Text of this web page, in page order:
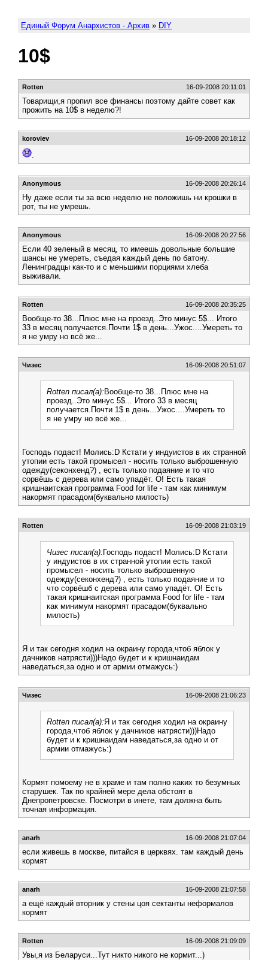
Единый Форум Анархистов - Архив » DIY
10$
Rotten 16-09-2008 20:11:01
Товарищи,я пропил все финансы поэтому дайте совет как
прожить на 10$ в неделю?!
koroviev 16-09-2008 20:18:12
.
Anonymous 16-09-2008 20:26:14
Ну даже если ты за всю неделю не положишь ни крошки в
рот, ты не умрешь.
Anonymous 16-09-2008 20:27:56
Если 40 зеленый в месяц, то имеешь довольные большие
шансы не умереть, съедая каждый день по батону.
Ленинградцы как-то и с меньшими порциями хлеба
выживали.
Rotten 16-09-2008 20:35:25
Вообще-то 38...Плюс мне на проезд..Это минус 5$... Итого
33 в месяц получается.Почти 1$ в день...Ужос....Умереть то
я не умру но всё же...
Чизес 16-09-2008 20:51:07
Rotten писал(а): Вообще-то 38...Плюс мне на
проезд..Это минус 5$... Итого 33 в месяц
получается.Почти 1$ в день...Ужос....Умереть то
я не умру но всё же...
Господь подаст! Молись:D Кстати у индуистов в их странной
утопии есть такой промысел - носить только выброшенную
одежду(секонхенд?) , есть только подаяние и то что
сорвёшь с дерева или само упадёт. О! Есть такая
кришнаитская программа Food for life - там как минимум
накормят прасадом(буквально милость)
Rotten 16-09-2008 21:03:19
Чизес писал(а): Господь подаст! Молись:D Кстати
у индуистов в их странной утопии есть такой
промысел - носить только выброшенную
одежду(секонхенд?) , есть только подаяние и то
что сорвёшб с дерева или само упадёт. О! Есть
такая кришнаитская программа Food for life - там
как минимум накормят прасадом(буквально
милость)
Я и так сегодня ходил на окраину города,чтоб яблок у
дачников натрясти)))Надо будет и к кришнаидам
наведаться,за одно и от армии отмажусь:)
Чизес 16-09-2008 21:06:23
Rotten писал(а):Я и так сегодня ходил на окраину
города,чтоб яблок у дачников натрясти)))Надо
будет и к кришнаидам наведаться,за одно и от
армии отмажусь:)
Кормят помоему не в храме и там полно каких то безумных
старушек. Так по крайней мере дела обстоят в
Днепропетровске. Посмотри в инете, там должна быть
точная информация.
anarh 16-09-2008 21:07:04
если живешь в москве, питайся в церквях. там каждый день
кормят
anarh 16-09-2008 21:07:58
а ещё каждый вторник у стены цоя сектанты неформалов
кормят
Rotten 16-09-2008 21:09:09
Увы,я из Беларуси...Тут никто никого не кормит...)